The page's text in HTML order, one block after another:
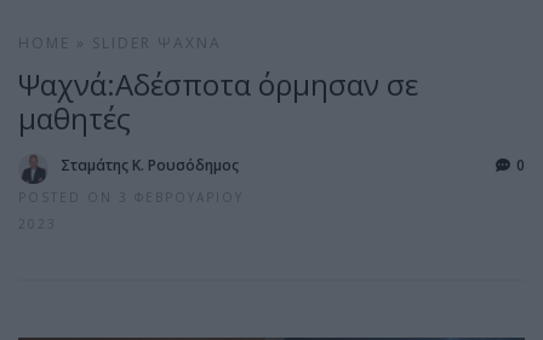
HOME SLIDER ΨΑΧΝΆ
Ψαχνά:Αδέσποτα όρμησαν σε
μαθητές
Σταμάτης Κ. Ρουσόδημος
POSTED ON 3 ΦΕΒΡΟΥΑΡΊΟΥ
2023
0